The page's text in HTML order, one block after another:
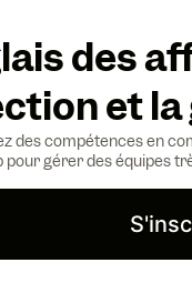
des
et la
des compétences en
pour gérer des équipes